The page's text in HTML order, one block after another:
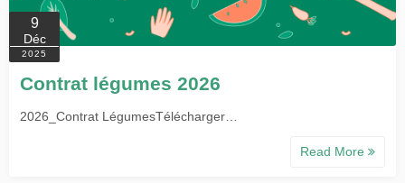
9
Déc
2025
Contrat légumes 2026
2026_Contrat LégumesTélécharger…
Read More